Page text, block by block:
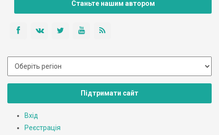
Станьте нашим автором
Підтримати сайт
Вхід
Реєстрація